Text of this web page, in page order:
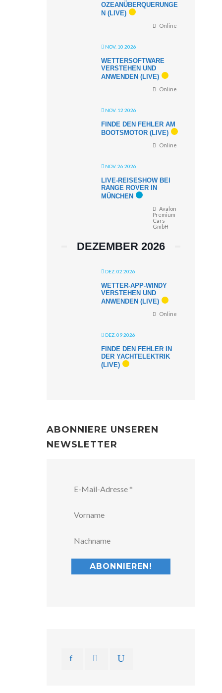
OZEANÜBERQUERUNGE
N (LIVE)
Online
NOV. 10 2026
WETTERSOFTWARE
VERSTEHEN UND
ANWENDEN (LIVE)
Online
NOV. 12 2026
FINDE DEN FEHLER AM
BOOTSMOTOR (LIVE)
Online
NOV. 26 2026
LIVE-REISESHOW BEI
RANGE ROVER IN
MÜNCHEN
Avalon
Premium
Cars
GmbH
DEZEMBER 2026
DEZ. 02 2026
WETTER-APP-WINDY
VERSTEHEN UND
ANWENDEN (LIVE)
Online
DEZ. 09 2026
FINDE DEN FEHLER IN
DER YACHTELEKTRIK
(LIVE)
ABONNIERE UNSEREN
NEWSLETTER